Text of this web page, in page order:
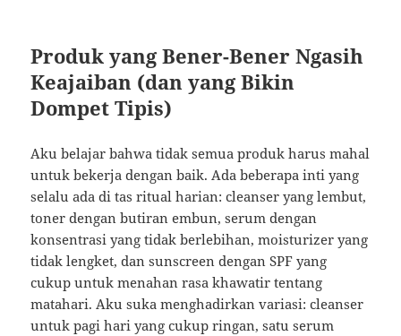
Produk yang Bener-Bener Ngasih
Keajaiban (dan yang Bikin
Dompet Tipis)
Aku belajar bahwa tidak semua produk harus mahal
untuk bekerja dengan baik. Ada beberapa inti yang
selalu ada di tas ritual harian: cleanser yang lembut,
toner dengan butiran embun, serum dengan
konsentrasi yang tidak berlebihan, moisturizer yang
tidak lengket, dan sunscreen dengan SPF yang
cukup untuk menahan rasa khawatir tentang
matahari. Aku suka menghadirkan variasi: cleanser
untuk pagi hari yang cukup ringan, satu serum